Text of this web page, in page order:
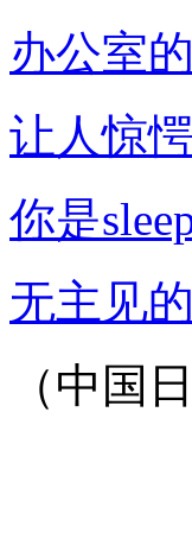
办公室
让人惊
你是
无主见
（中国